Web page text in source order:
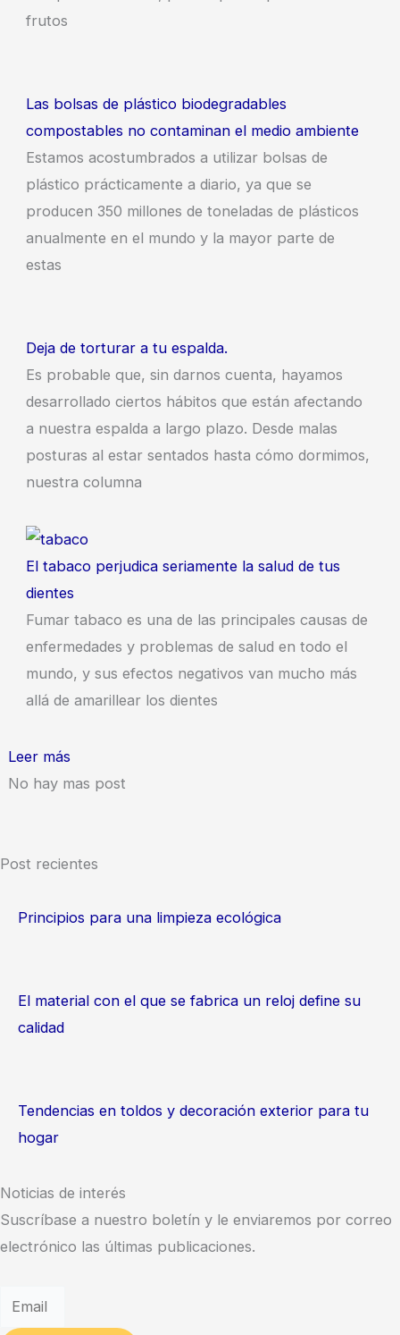
frutos
Las bolsas de plástico biodegradables
compostables no contaminan el medio ambiente
Estamos acostumbrados a utilizar bolsas de
plástico prácticamente a diario, ya que se
producen 350 millones de toneladas de plásticos
anualmente en el mundo y la mayor parte de
estas
Deja de torturar a tu espalda.
Es probable que, sin darnos cuenta, hayamos
desarrollado ciertos hábitos que están afectando
a nuestra espalda a largo plazo. Desde malas
posturas al estar sentados hasta cómo dormimos,
nuestra columna
El tabaco perjudica seriamente la salud de tus
dientes
Fumar tabaco es una de las principales causas de
enfermedades y problemas de salud en todo el
mundo, y sus efectos negativos van mucho más
allá de amarillear los dientes
Leer más
No hay mas post
Post recientes
Principios para una limpieza ecológica
El material con el que se fabrica un reloj define su
calidad
Tendencias en toldos y decoración exterior para tu
hogar
Noticias de interés
Suscríbase a nuestro boletín y le enviaremos por correo
electrónico las últimas publicaciones.